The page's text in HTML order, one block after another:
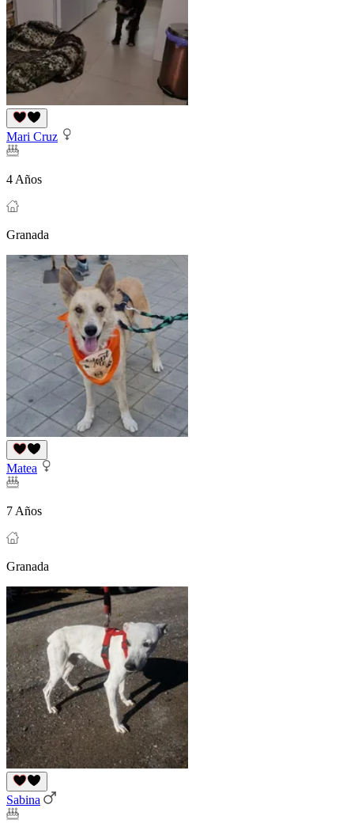
Mari Cruz
4 Años
Granada
Matea
7 Años
Granada
Sabina